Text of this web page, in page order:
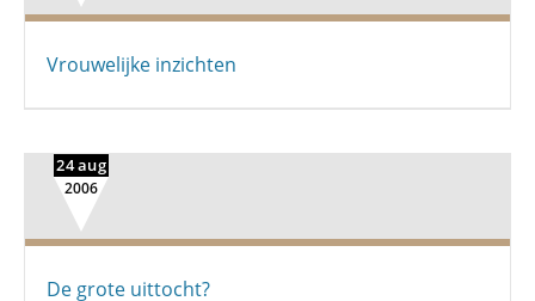
Vrouwelijke inzichten
24 aug
2006
De grote uittocht?